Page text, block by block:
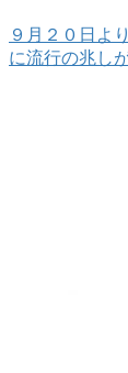
９月２０日よ
に流行の兆し